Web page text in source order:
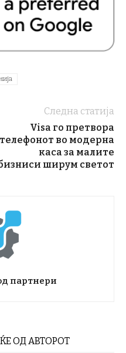
Следна статија
Visa го претвора
телефонот во модерна
каса за малите
ширум светот
партнери
ОД АВТОРОТ